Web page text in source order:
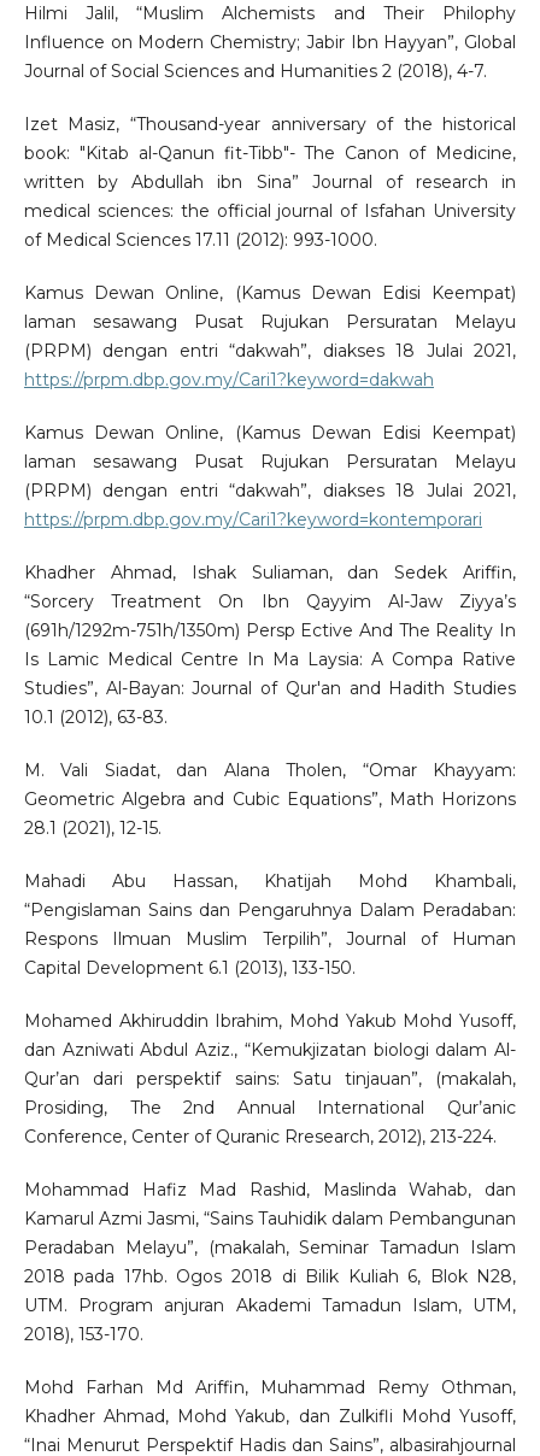
Hilmi Jalil, “Muslim Alchemists and Their Philophy
Influence on Modern Chemistry; Jabir Ibn Hayyan”, Global
Journal of Social Sciences and Humanities 2 (2018), 4-7.
Izet Masiz, “Thousand-year anniversary of the historical
book: "Kitab al-Qanun fit-Tibb"- The Canon of Medicine,
written by Abdullah ibn Sina” Journal of research in
medical sciences: the official journal of Isfahan University
of Medical Sciences 17.11 (2012): 993-1000.
Kamus Dewan Online, (Kamus Dewan Edisi Keempat)
laman sesawang Pusat Rujukan Persuratan Melayu
(PRPM) dengan entri “dakwah”, diakses 18 Julai 2021,
https://prpm.dbp.gov.my/Cari1?keyword=dakwah
Kamus Dewan Online, (Kamus Dewan Edisi Keempat)
laman sesawang Pusat Rujukan Persuratan Melayu
(PRPM) dengan entri “dakwah”, diakses 18 Julai 2021,
https://prpm.dbp.gov.my/Cari1?keyword=kontemporari
Khadher Ahmad, Ishak Suliaman, dan Sedek Ariffin,
“Sorcery Treatment On Ibn Qayyim Al-Jaw Ziyya’s
(691h/1292m-751h/1350m) Persp Ective And The Reality In
Is Lamic Medical Centre In Ma Laysia: A Compa Rative
Studies”, Al-Bayan: Journal of Qur'an and Hadith Studies
10.1 (2012), 63-83.
M. Vali Siadat, dan Alana Tholen, “Omar Khayyam:
Geometric Algebra and Cubic Equations”, Math Horizons
28.1 (2021), 12-15.
Mahadi Abu Hassan, Khatijah Mohd Khambali,
“Pengislaman Sains dan Pengaruhnya Dalam Peradaban:
Respons Ilmuan Muslim Terpilih”, Journal of Human
Capital Development 6.1 (2013), 133-150.
Mohamed Akhiruddin Ibrahim, Mohd Yakub Mohd Yusoff,
dan Azniwati Abdul Aziz., “Kemukjizatan biologi dalam Al-
Qur’an dari perspektif sains: Satu tinjauan”, (makalah,
Prosiding, The 2nd Annual International Qur’anic
Conference, Center of Quranic Rresearch, 2012), 213-224.
Mohammad Hafiz Mad Rashid, Maslinda Wahab, dan
Kamarul Azmi Jasmi, “Sains Tauhidik dalam Pembangunan
Peradaban Melayu”, (makalah, Seminar Tamadun Islam
2018 pada 17hb. Ogos 2018 di Bilik Kuliah 6, Blok N28,
UTM. Program anjuran Akademi Tamadun Islam, UTM,
2018), 153-170.
Mohd Farhan Md Ariffin, Muhammad Remy Othman,
Khadher Ahmad, Mohd Yakub, dan Zulkifli Mohd Yusoff,
“Inai Menurut Perspektif Hadis dan Sains”, albasirahjournal